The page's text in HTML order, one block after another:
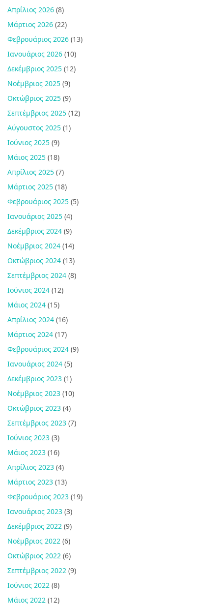
Απρίλιος 2026 (8)
Μάρτιος 2026 (22)
Φεβρουάριος 2026 (13)
Ιανουάριος 2026 (10)
Δεκέμβριος 2025 (12)
Νοέμβριος 2025 (9)
Οκτώβριος 2025 (9)
Σεπτέμβριος 2025 (12)
Αύγουστος 2025 (1)
Ιούνιος 2025 (9)
Μάιος 2025 (18)
Απρίλιος 2025 (7)
Μάρτιος 2025 (18)
Φεβρουάριος 2025 (5)
Ιανουάριος 2025 (4)
Δεκέμβριος 2024 (9)
Νοέμβριος 2024 (14)
Οκτώβριος 2024 (13)
Σεπτέμβριος 2024 (8)
Ιούνιος 2024 (12)
Μάιος 2024 (15)
Απρίλιος 2024 (16)
Μάρτιος 2024 (17)
Φεβρουάριος 2024 (9)
Ιανουάριος 2024 (5)
Δεκέμβριος 2023 (1)
Νοέμβριος 2023 (10)
Οκτώβριος 2023 (4)
Σεπτέμβριος 2023 (7)
Ιούνιος 2023 (3)
Μάιος 2023 (16)
Απρίλιος 2023 (4)
Μάρτιος 2023 (13)
Φεβρουάριος 2023 (19)
Ιανουάριος 2023 (3)
Δεκέμβριος 2022 (9)
Νοέμβριος 2022 (6)
Οκτώβριος 2022 (6)
Σεπτέμβριος 2022 (9)
Ιούνιος 2022 (8)
Μάιος 2022 (12)